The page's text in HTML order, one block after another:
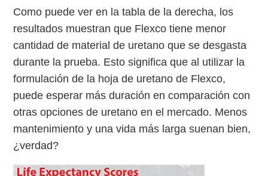
Como puede ver en la tabla de la derecha, los
resultados muestran que Flexco tiene menor
cantidad de material de uretano que se desgasta
durante la prueba. Esto significa que al utilizar la
formulación de la hoja de uretano de Flexco,
puede esperar más duración en comparación con
otras opciones de uretano en el mercado. Menos
mantenimiento y una vida más larga suenan bien,
¿verdad?